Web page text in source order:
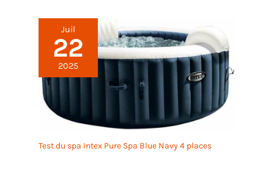
Juil
22
2025
Test du spa Intex Pure Spa Blue Navy 4 places